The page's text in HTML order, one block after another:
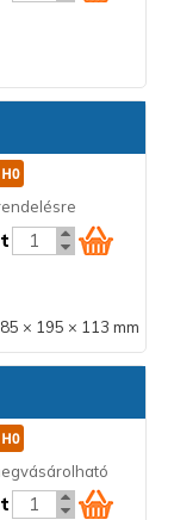
× 195 × 113 mm